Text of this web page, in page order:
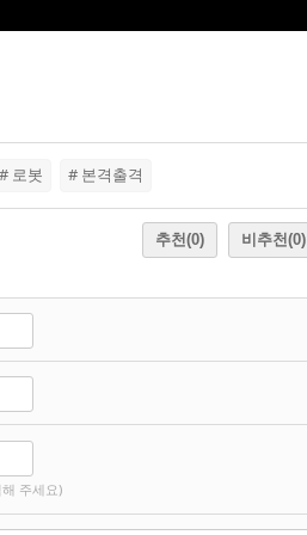
# 로봇 # 본격출격
추천(0) 비추천(0)
주세요)